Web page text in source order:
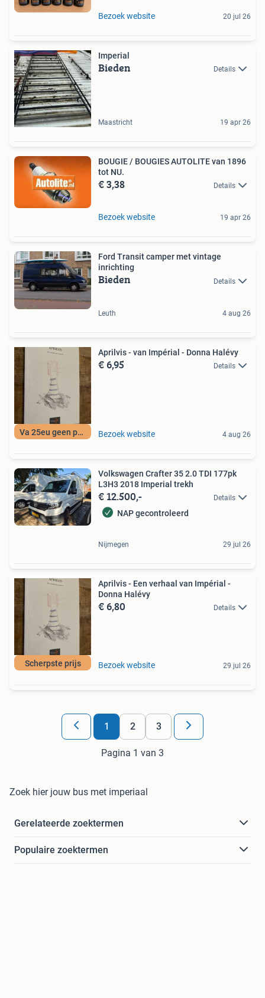
Bezoek website 20 jul 26
Imperial
Bieden Details
Maastricht 19 apr 26
BOUGIE / BOUGIES AUTOLITE van 1896
tot NU.
€ 3,38 Details
Bezoek website 19 apr 26
Ford Transit camper met vintage
inrichting
Bieden Details
Leuth 4 aug 26
Va 25eu geen porto
Aprilvis - van Impérial - Donna Halévy
€ 6,95 Details
Bezoek website 4 aug 26
Volkswagen Crafter 35 2.0 TDI 177pk
L3H3 2018 Imperial trekh
€ 12.500,- Details
NAP gecontroleerd
Nijmegen 29 jul 26
Scherpste prijs
Aprilvis - Een verhaal van Impérial -
Donna Halévy
€ 6,80 Details
Bezoek website 29 jul 26
1 2 3
Pagina 1 van 3
Zoek hier jouw bus met imperiaal
Gerelateerde zoektermen
Populaire zoektermen